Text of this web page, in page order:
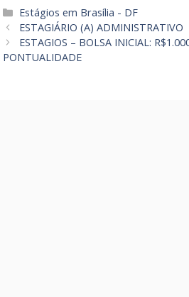
Categorias
Estágios em Brasília - DF
ESTAGIÁRIO (A) ADMINISTRATIVO
ESTAGIOS – BOLSA INICIAL:
PONTUALIDADE